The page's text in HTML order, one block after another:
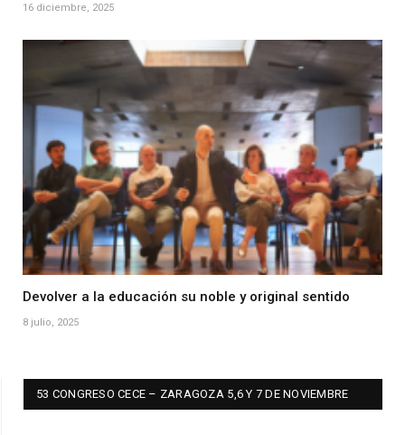
16 diciembre, 2025
Devolver a la educación su noble y original sentido
8 julio, 2025
53 CONGRESO CECE – ZARAGOZA 5,6 Y 7 DE NOVIEMBRE